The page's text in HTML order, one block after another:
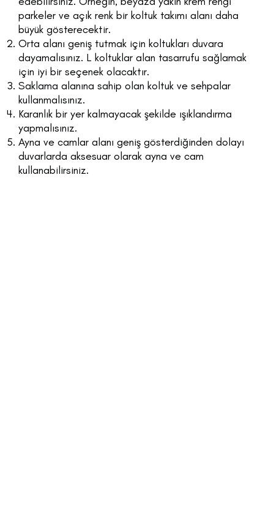
parkeler ve açık renk bir koltuk takımı alanı daha
büyük gösterecektir.
Orta alanı geniş tutmak için koltukları duvara
dayamalısınız. L koltuklar alan tasarrufu sağlamak
için iyi bir seçenek olacaktır.
Saklama alanına sahip olan koltuk ve sehpalar
kullanmalısınız.
Karanlık bir yer kalmayacak şekilde ışıklandırma
yapmalısınız.
Ayna ve camlar alanı geniş gösterdiğinden dolayı
duvarlarda aksesuar olarak ayna ve cam
kullanabilirsiniz.